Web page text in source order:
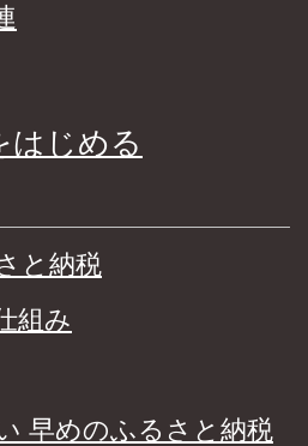
はじめる
と納税
組み
早めのふるさと納税